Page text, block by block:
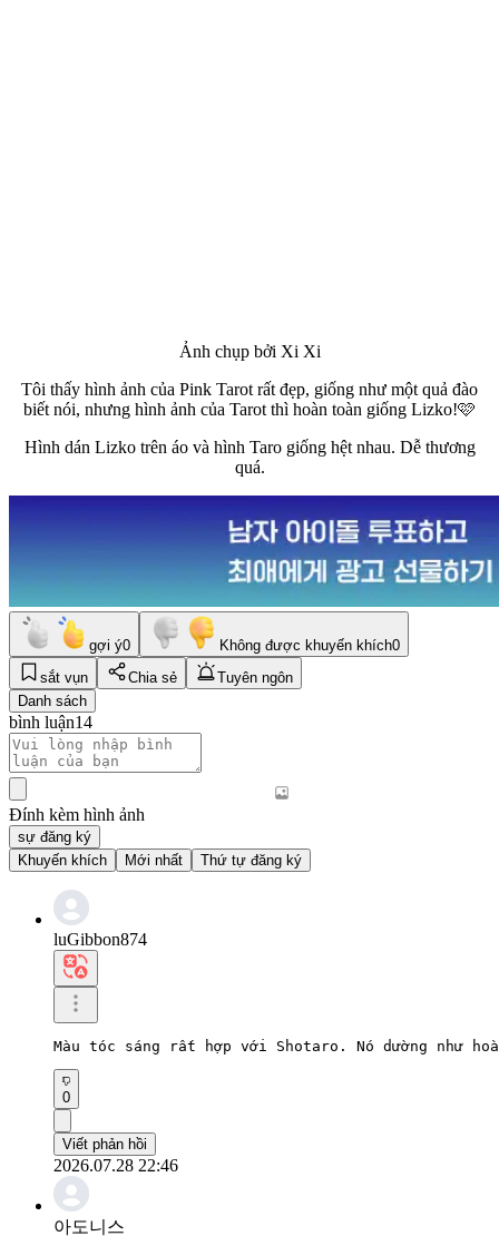
Ảnh chụp bởi Xi Xi
Tôi thấy hình ảnh của Pink Tarot rất đẹp, giống như một quả đào
biết nói, nhưng hình ảnh của Tarot thì hoàn toàn giống Lizko!🩷
Hình dán Lizko trên áo và hình Taro giống hệt nhau. Dễ thương
quá.
gợi ý0 Không được khuyến khích0
sắt vụn
Chia sẻ
Tuyên ngôn
Danh sách
bình luận14
Đính kèm hình ảnh
sự đăng ký
Khuyến khích
Mới nhất Thứ tự đăng ký
luGibbon874
Màu tóc sáng rất hợp với Shotaro. Nó dường như
0
Viết phản hồi
2026.07.28 22:46
아도니스